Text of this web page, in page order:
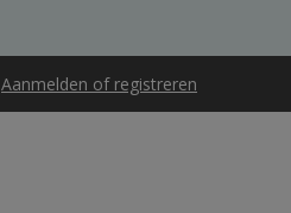
Aanmelden of registreren